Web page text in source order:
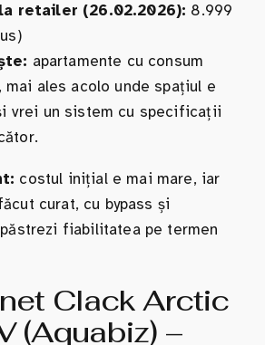
retailer (26.02.2026): 8.999
apartamente cu consum
mai ales acolo unde spațiul e
vrei un sistem cu specificații
costul inițial e mai mare, iar
curat, cu bypass și
fiabilitatea pe termen
Clack Arctic
(Aquabiz) –